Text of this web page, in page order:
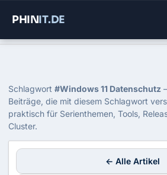
PHINIT.DE
Tag: Windows 11
Schlagwort #Windows 11 Datenschutz
Beiträge, die mit diesem Schlagwort
praktisch für Serienthemen, Tools,
Cluster.
← Alle Artikel